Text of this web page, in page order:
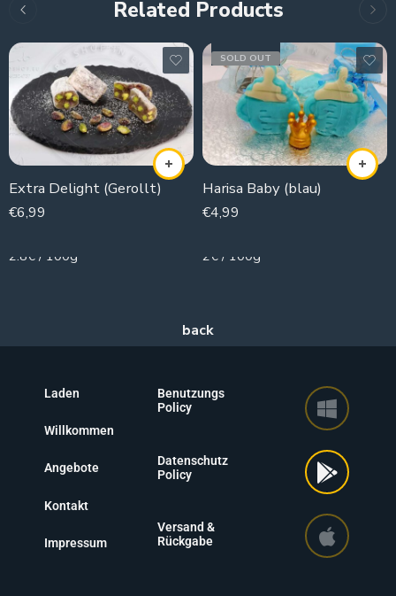
Related Products
Extra Delight (Gerollt)
€6,99
2.8€ / 100g
SOLD OUT
Harisa Baby (blau)
€4,99
2€ / 100g
Laden
Willkommen
Angebote
Kontakt
Impressum
Benutzungs
Policy
Datenschutz
Policy
Versand &
Rückgabe